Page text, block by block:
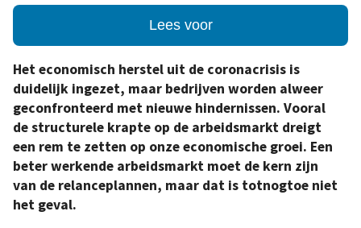
Lees voor
Het economisch herstel uit de coronacrisis is
duidelijk ingezet, maar bedrijven worden alweer
geconfronteerd met nieuwe hindernissen. Vooral
de structurele krapte op de arbeidsmarkt dreigt
een rem te zetten op onze economische groei. Een
beter werkende arbeidsmarkt moet de kern zijn
van de relanceplannen, maar dat is totnogtoe niet
het geval.